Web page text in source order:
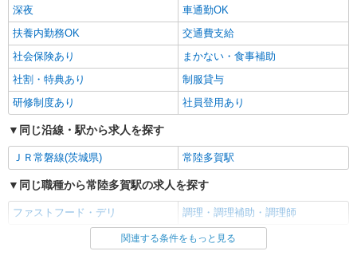
深夜
車通勤OK
扶養内勤務OK
交通費支給
社会保険あり
まかない・食事補助
社割・特典あり
制服貸与
研修制度あり
社員登用あり
同じ沿線・駅から求人を探す
ＪＲ常磐線(茨城県) 常陸多賀駅
同じ職種から常陸多賀駅の求人を探す
ファストフード・デリ 調理・調理補助・調理師
同じ雇用形態から常陸多賀駅の求人を探す
関連する条件をもっと見る